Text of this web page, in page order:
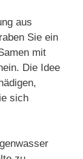
aus
Sie ein
mit
Die Idee
sich